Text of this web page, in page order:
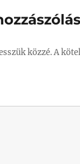
közzé. A